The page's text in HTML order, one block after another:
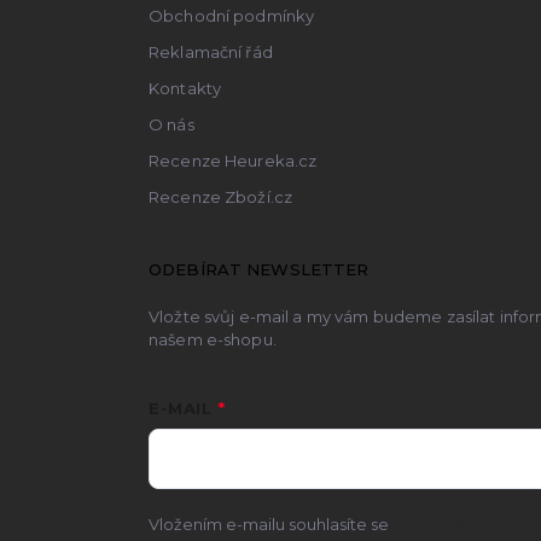
Obchodní podmínky
Reklamační řád
Kontakty
O nás
Recenze Heureka.cz
Recenze Zboží.cz
ODEBÍRAT NEWSLETTER
Vložte svůj e-mail a my vám budeme zasílat
našem e-shopu.
Vložením e-mailu souhlasíte se